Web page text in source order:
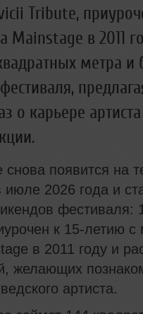
Tribute,
Mainstage в 2011
метра и
о карьере
появится на
2026 года и
фестиваля:
к 15‑летию с
в 2011 году и
желающих
артиста.